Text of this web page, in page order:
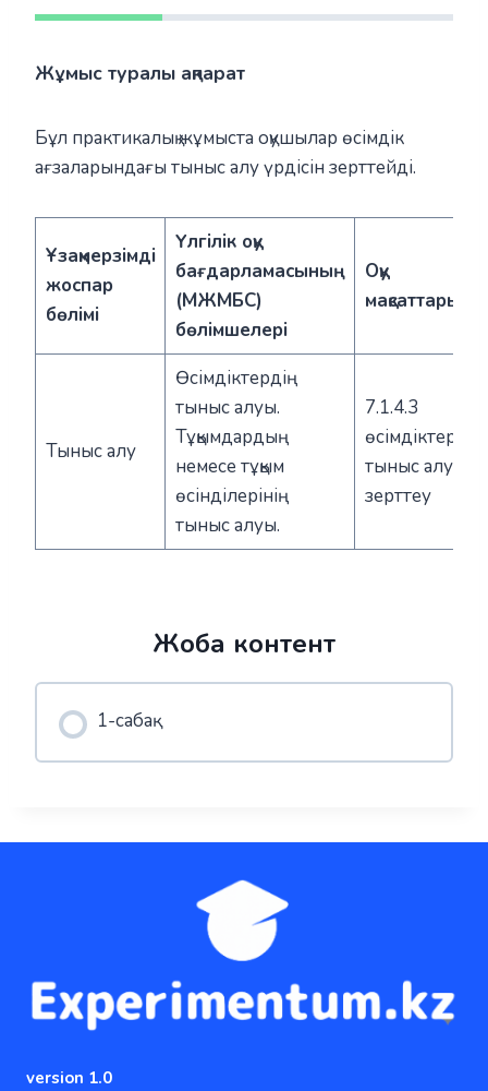
Жұмыс туралы ақпарат
Бұл практикалық жұмыста оқушылар өсімдік
ағзаларындағы тыныс алу үрдісін зерттейді.
Ұзақмерзімді
жоспар
бөлімі
Үлгілік оқу
бағдарламасының
(МЖМБС)
бөлімшелері
Оқу
мақсаттары
Тыныс алу
Өсімдіктердің
тыныс алуы.
Тұқымдардың
немесе тұқым
өсінділерінің
тыныс алуы.
7.1.4.3
өсімдіктердің
тыныс алуын
зерттеу
Жоба контент
1-сабақ
version 1.0